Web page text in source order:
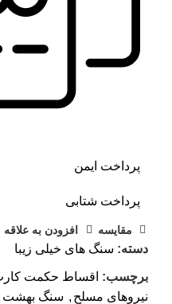
پرداخت ایمن
پرداخت شتابی
مقايسه افزودن به
دسته: سنگ های خیلی زیبا
برچسب: اقساط حکمت
نیروهای مسلح , سنگ بهشت